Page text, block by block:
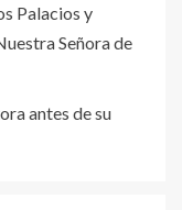
Palacios y
Señora de
antes de su